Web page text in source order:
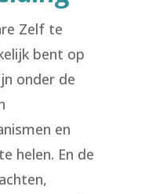
Zelf te
bent op
onder de
en
helen. En de